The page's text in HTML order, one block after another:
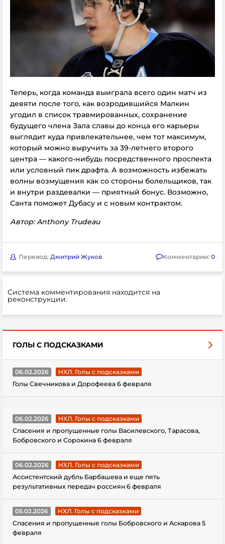
Теперь, когда команда выиграла всего один матч из
девяти после того, как возродившийся Малкин
угодил в список травмированных, сохранение
будущего члена Зала славы до конца его карьеры
выглядит куда привлекательнее, чем тот максимум,
который можно выручить за 39-летнего второго
центра — какого-нибудь посредственного проспекта
или условный пик драфта. А возможность избежать
волны возмущения как со стороны болельщиков, так
и внутри раздевалки — приятный бонус. Возможно,
Санта поможет Дубасу и с новым контрактом.
Автор: Anthony Trudeau
Перевод: Дмитрий Жуков Комментарии: 0
Система комментирования находится на
реконструкции.
ГОЛЫ С ПОДСКАЗКАМИ
06.02.2026
НХЛ. Голы с подсказками
Голы Свечникова и Дорофеева 6 февраля
06.02.2026
НХЛ. Голы с подсказками
Спасения и пропущенные голы Василевского, Тарасова,
Бобровского и Сорокина 6 февраля
06.02.2026
НХЛ. Голы с подсказками
Ассистентский дубль Барбашева и еще пять
результативных передач россиян 6 февраля
05.02.2026
НХЛ. Голы с подсказками
Спасения и пропущенные голы Бобровского и Аскарова 5
февраля